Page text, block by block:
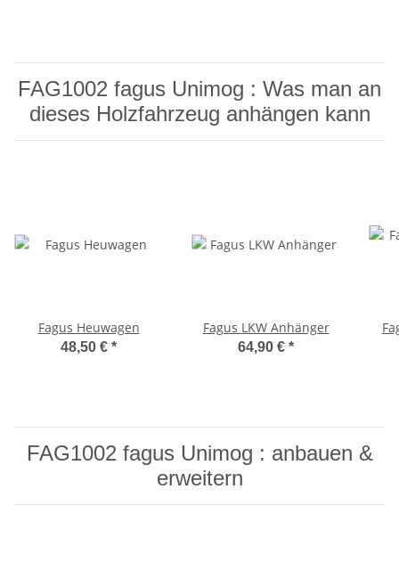
FAG1002 fagus Unimog : Was man an
dieses Holzfahrzeug anhängen kann
Fagus Heuwagen
48,50 € *
Fagus LKW Anhänger
64,90 € *
FAG1002 fagus Unimog : anbauen &
erweitern